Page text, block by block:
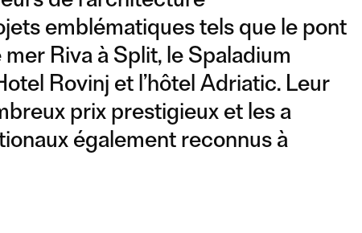
emblématiques tels que le pont
Riva à Split, le Spaladium
Rovinj et l’hôtel Adriatic. Leur
prix prestigieux et les a
également reconnus à